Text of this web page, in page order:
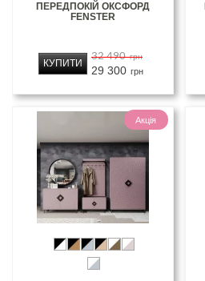
ПЕРЕДПОКІЙ ОКСФОРД
FENSTER
32 490 грн
29 300 грн
КУПИТИ
Акція